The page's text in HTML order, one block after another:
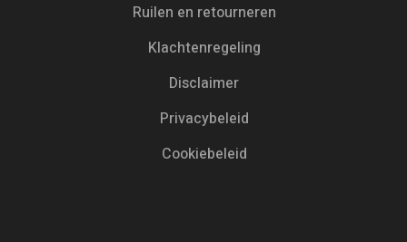
Ruilen en retourneren
Klachtenregeling
Disclaimer
Privacybeleid
Cookiebeleid